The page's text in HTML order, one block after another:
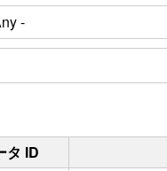
タ ID